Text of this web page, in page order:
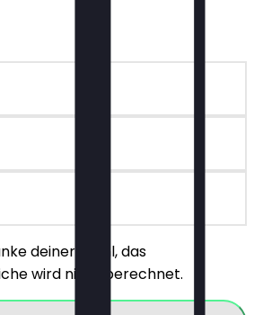
deiner Wahl, das
wird nicht berechnet.